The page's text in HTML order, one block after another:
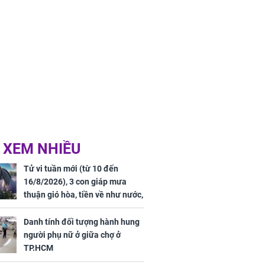
NHIỀU
Tử vi tuần mới (từ 10 đến
16/8/2026), 3 con giáp mưa
thuận gió hòa, tiền về như nước,
bạc vàng dư dả, Phú Quý Vinh
Hoa, vận trình khai sáng
Danh tính đối tượng hành hung
người phụ nữ ở giữa chợ ở
TP.HCM